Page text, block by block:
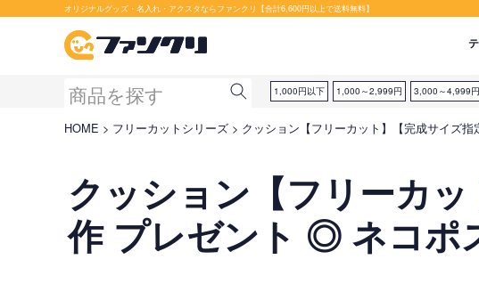
オリジナルグッズ・名入れ・アクスタならファンクリ【合計6,600円以上で送料無料】
1,000円以下 1,000～2,999円 3,000～4,999円
HOME フリーカットシリーズ クッション【フリーカット】【完成サイズ
クッション【フリーカ
作 プレゼント ◎ ネコポ